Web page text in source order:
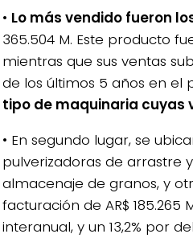
• Lo más vendido fueron
365.504 M. Este producto
mientras que sus ventas
de los últimos 5 años en el
tipo de maquinaria cuyas
• En segundo lugar, se
pulverizadoras de arrastre
almacenaje de granos, y
facturación de AR$ 185.265
interanual, y un 13,2% por